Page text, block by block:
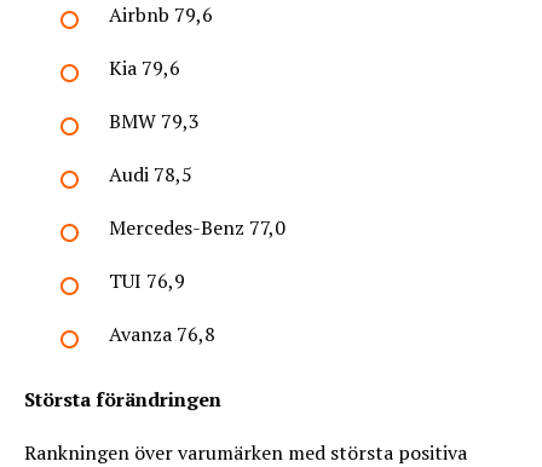
Airbnb 79,6
Kia 79,6
BMW 79,3
Audi 78,5
Mercedes-Benz 77,0
TUI 76,9
Avanza 76,8
Största förändringen
Rankningen över varumärken med största positiva